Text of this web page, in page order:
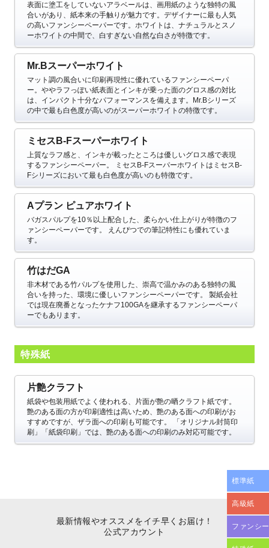
表面に塗工をしていないアラベールは、画用紙のような独特の風
合いがあり、紙本来の手触りが魅力です。デザイナーに最も人気
の高いファンシーペーパーです。ホワイトは、ナチュラルとスノ
ーホワイトの中間で、白すぎない自然な白さが特徴です。
Mr.Bスーパーホワイト
マット調の風合いに印刷再現性に優れているファンシーペーパ
ー。ややラフっぽい紙表面とインキが乗った面のグロス感の対比
は、インパクト十分なパフォーマンスを備えます。Mr.Bシリーズ
の中で最も白色度が高いのがスーパーホワイトの特徴です。
ミセスB-Fスーパーホワイト
上質なラフ感と、インキが載ったところは優しいグロス感で表現
するファンシーペーパー。
ミセスB-FスーパーホワイトはミセスB-
Fシリーズにおいて最も白色度が高いのも特徴です。
Aプラン ピュアホワイト
バガスパルプを10％以上配合した、柔らかい仕上がりが特徴のフ
ァンシーペーパーです。
えんぴつでの筆記特性にも優れていま
す。
竹はだGA
非木材である竹パルプを使用した、崇高で温かみのある独特の風
合いを持った、環境に優しいファンシーペーパーです。 製紙会社
では現在廃番となったケナフ100GAを継承するファンシーペーパ
ーでもあります。
特殊紙
片艶クラフト
紙袋や包装用紙でよく使われる、片面が艶の晒クラフト紙です。
艶のある面の方が印刷適性は高いため、艶のある面への印刷がお
すすめですが、ザラ面への印刷も可能です。
「オリジナル封筒印
刷」「紙袋印刷」では、艶のある面への印刷のみ対応可能です。
標準紙
高級紙
ファンシー
最新情報やオススメをイチ早くお届け！
公式アカウント